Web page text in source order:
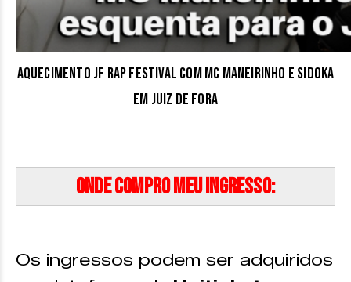
Aquecimento JF Rap Festival com MC Maneirinho e Sidoka
em Juiz de Fora
Onde compro meu ingresso:
Os ingressos podem ser adquiridos